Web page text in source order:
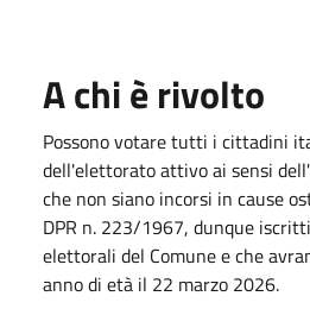
A chi è rivolto
Possono votare tutti i cittadini
dell'elettorato attivo ai sensi
che non siano incorsi in cause
DPR n. 223/1967, dunque
elettorali del Comune e che
anno di età il 22 marzo 2026.